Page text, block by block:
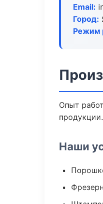
Email:
Город:
Режим
Опыт
продукции.
Наши